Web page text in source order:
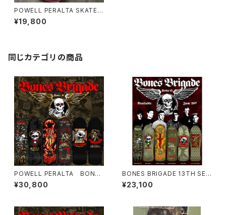
POWELL PERALTA SKATEB
OARD (パウエル ペラルタ スケ
ートボード VALLELY ELEPH
¥19,800
同じカテゴリの商品
POWELL PERALTA BONES
BRIGADE® RODNEY MULLE
N SERIES 16 REISSUE DECK
¥30,800
BONES BRIGADE 13TH SER
IES DECK COMPLETE SET
ボーンズ・ブリゲード デッキ Po
¥23,100